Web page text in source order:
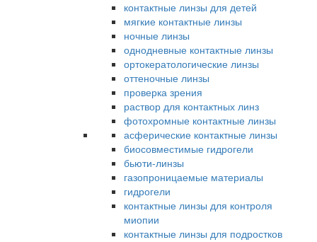
контактные линзы для детей
мягкие контактные линзы
ночные линзы
однодневные контактные линзы
ортокератологические линзы
оттеночные линзы
проверка зрения
раствор для контактных линз
фотохромные контактные линзы
асферические контактные линзы
биосовместимые гидрогели
бьюти-линзы
газопроницаемые материалы
гидрогели
контактные линзы для контроля
миопии
контактные линзы для подростков